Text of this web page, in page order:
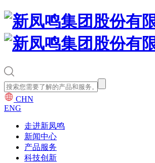
CHN
ENG
走进新凤鸣
新闻中心
产品服务
科技创新